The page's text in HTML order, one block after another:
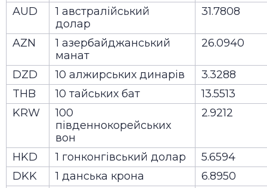
AUD
1 австралійський
долар
31.7808
AZN
1 азербайджанський
манат
26.0940
DZD 10 алжирських динарів
3.3288
THB
10 тайських бат
13.5513
KRW
100
південнокорейських
вон
2.9212
HKD 1 гонконгівський долар
5.6594
DKK
1 данська крона
6.8950